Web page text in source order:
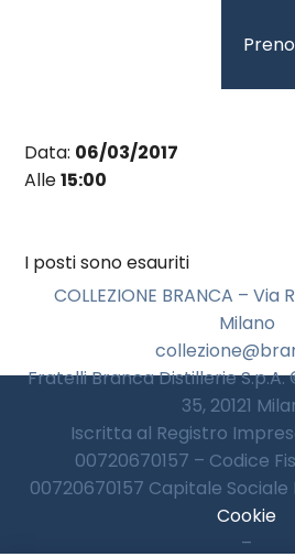
Data: 06/03/2017
Alle15:00
I posti sono esauriti
COLLEZIONE BRANCA – Via
Milano
Fratelli Branca Distillerie
35, 20121
Iscritta al Registro
00720670157 – Codice
00720670157 Capitale Sociale
Cookie
–